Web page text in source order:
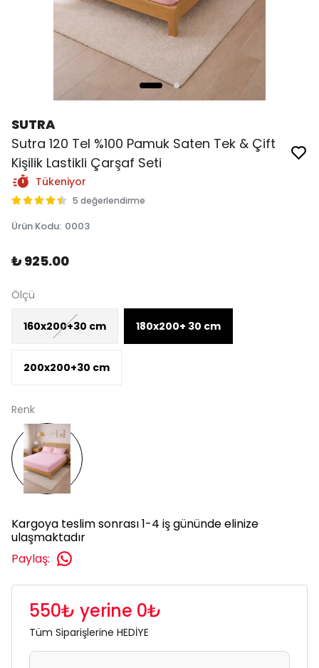
SUTRA
Sutra 120 Tel %100 Pamuk Saten Tek & Çift
Kişilik Lastikli Çarşaf Seti
Tükeniyor
5 değerlendirme
Ürün Kodu: 0003
₺ 925.00
Ölçü
160x200+30 cm 180x200+ 30 cm
200x200+30 cm
Renk
Kargoya teslim sonrası 1-4 iş gününde elinize
ulaşmaktadır
Paylaş:
550₺ yerine 0₺
Tüm Siparişlerine HEDİYE